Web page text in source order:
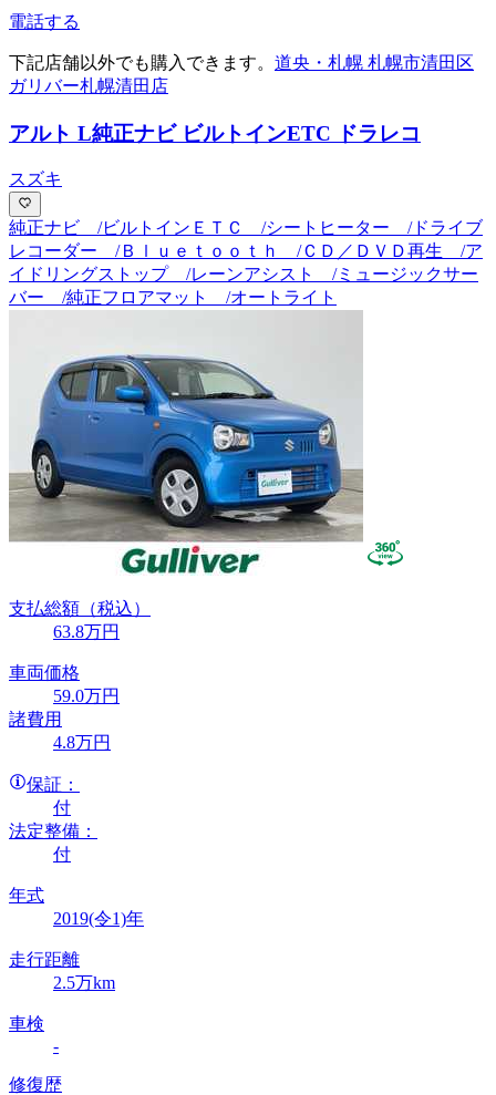
電話する
下記店舗以外でも購入できます。 道央・札幌 札幌市清田区
ガリバー札幌清田店
アルト L純正ナビ ビルトインETC ドラレコ
スズキ
純正ナビ /ビルトインＥＴＣ /シートヒーター /ドライブ
レコーダー /Ｂｌｕｅｔｏｏｔｈ /ＣＤ／ＤＶＤ再生 /ア
イドリングストップ /レーンアシスト /ミュージックサー
バー /純正フロアマット /オートライト
支払総額 （税込）
63.8万円
車両価格
59.0万円
諸費用
4.8万円
保証：
付
法定整備：
付
年式
2019(令1)年
走行距離
2.5万km
車検
-
修復歴